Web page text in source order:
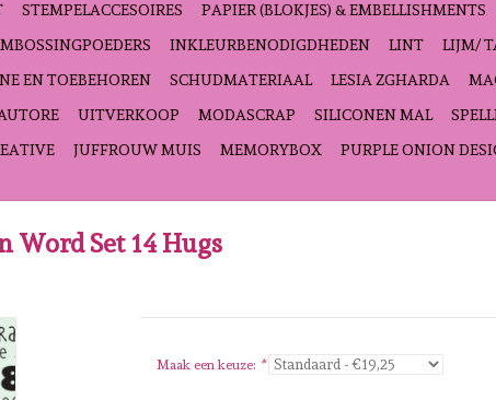
STEMPELACCESOIRES PAPIER (BLOKJES) & EMBELLISHMENTS
INKLEURBENODIGDHEDEN LINT LIJM/
EN TOEBEHOREN
SCHUDMATERIAAL LESIA ZGHARDA
UITVERKOOP MODASCRAP SILICONEN MAL
JUFFROUW MUIS MEMORYBOX PURPLE ONION
Set 14 Hugs
Maak een keuze: *